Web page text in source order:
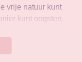
vrije natuur kunt
kunt oogsten